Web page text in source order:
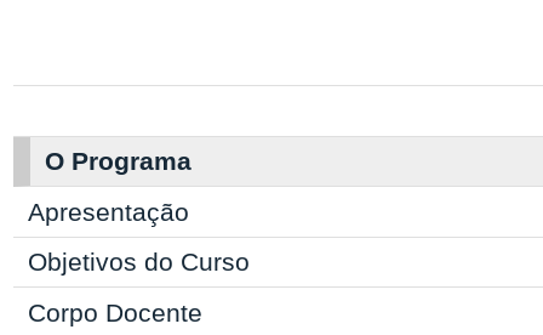
O Programa
Apresentação
Objetivos do Curso
Corpo Docente